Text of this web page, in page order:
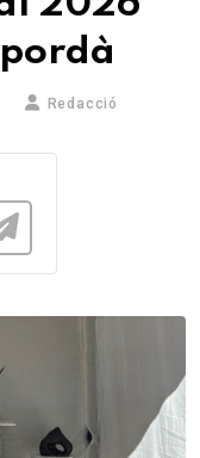
Redacció